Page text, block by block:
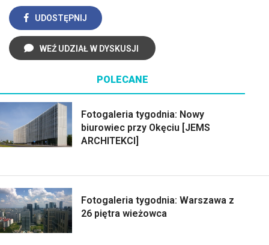
UDOSTĘPNIJ
WEŹ UDZIAŁ W DYSKUSJI
POLECANE
Fotogaleria tygodnia: Nowy
biurowiec przy Okęciu [JEMS
ARCHITEKCI]
Fotogaleria tygodnia: Warszawa z
26 piętra wieżowca